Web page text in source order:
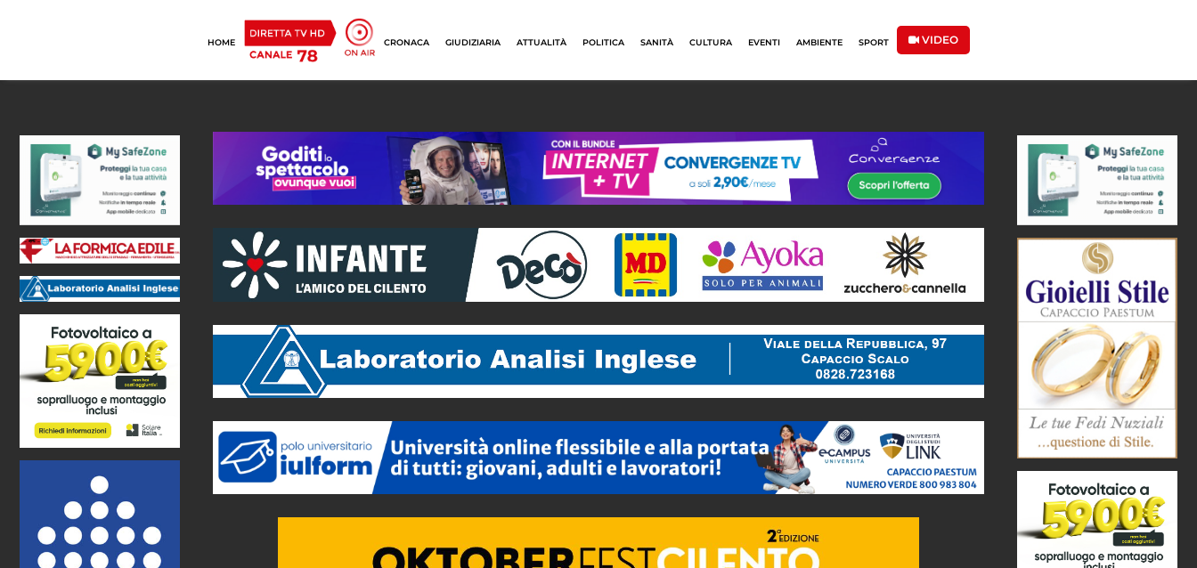
HOME CRONACA GIUDIZIARIA ATTUALITÀ POLITICA SANITÀ CULTURA EVENTI AMBIENTE SPORT VIDEO